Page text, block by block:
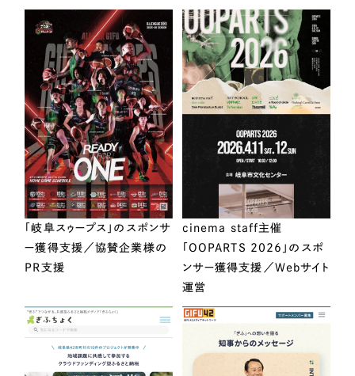
「岐阜スゥープス」のスポンサ
ー獲得支援／協賛企業様の
PR支援
cinema staff主催
「OOPARTS 2026」のスポ
ンサー獲得支援／Webサイト
運営